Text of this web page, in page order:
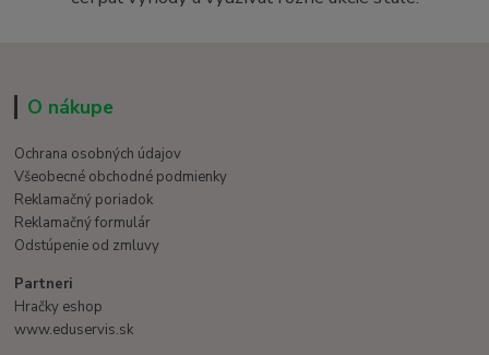
O nákupe
Ochrana osobných údajov
Všeobecné obchodné podmienky
Reklamačný poriadok
Reklamačný formulár
Odstúpenie od zmluvy
Partneri
Hračky eshop
www.eduservis.sk